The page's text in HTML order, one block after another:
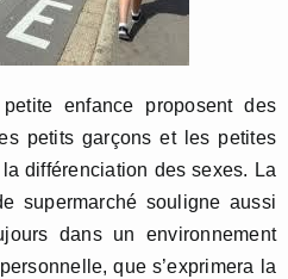
enfance proposent des
petits garçons et les petites
différenciation des sexes. La
supermarché souligne aussi
dans un environnement
que s’exprimera la